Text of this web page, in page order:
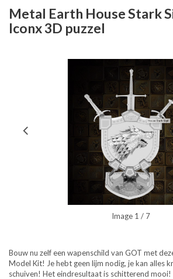
Metal Earth House Stark
Iconx 3D puzzel
Image 1 / 7
Bouw nu zelf een wapenschild van GOT met
Model Kit! Je hebt geen lijm nodig, je kan alles
schuiven! Het eindresultaat is schitterend